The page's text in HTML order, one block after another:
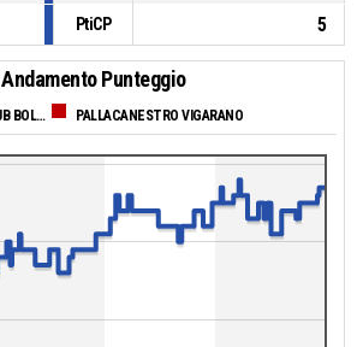
PtiCP 5
Andamento Punteggio
ALPERIA BASKET CLUB BOLZANO PALLACANESTRO VIGARANO